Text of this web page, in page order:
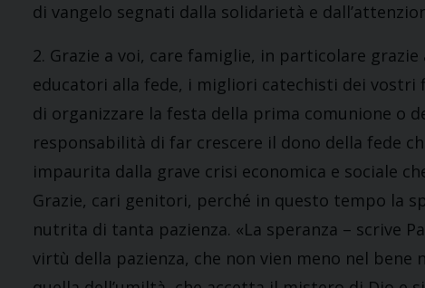
di vangelo segnati dalla solidarietà e
2. Grazie a voi, care famiglie, in particolare
educatori alla fede, i migliori catechisti dei
di organizzare la festa della prima comunione o
responsabilità di far crescere il dono della fede
impaurita dalla grave crisi economica e sociale
Grazie, cari genitori, perché in questo tempo la
nutrita di tanta pazienza. «La speranza – scrive
virtù della pazienza, che non vien meno nel bene